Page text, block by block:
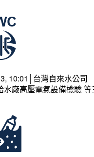
10:01│台灣自來水公司
水廠高壓電氣設備檢驗 等